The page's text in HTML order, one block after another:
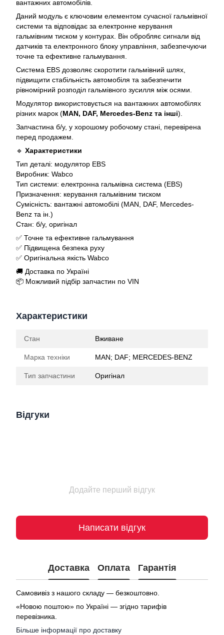
вантажних автомобілів.
Даний модуль є ключовим елементом сучасної гальмівної
системи та відповідає за електронне керування
гальмівним тиском у контурах. Він обробляє сигнали від
датчиків та електронного блоку управління, забезпечуючи
точне та ефективне гальмування.
Система EBS дозволяє скоротити гальмівний шлях,
підвищити стабільність автомобіля та забезпечити
рівномірний розподіл гальмівного зусилля між осями.
Модулятор використовується на вантажних автомобілях
різних марок (MAN, DAF, Mercedes-Benz та інші).
Запчастина б/у, у хорошому робочому стані, перевірена
перед продажем.
🔹 Характеристики
Тип деталі: модулятор EBS
Виробник: Wabco
Тип системи: електронна гальмівна система (EBS)
Призначення: керування гальмівним тиском
Сумісність: вантажні автомобілі (MAN, DAF, Mercedes-
Benz та ін.)
Стан: б/у, оригінал
✅ Точне та ефективне гальмування
✅ Підвищена безпека руху
✅ Оригінальна якість Wabco
🚚 Доставка по Україні
📦 Можливий підбір запчастин по VIN
Характеристики
Стан Вживане
Марка техніки MAN; DAF; MERCEDES-BENZ
Тип запчастини Оригінал
Відгуки
Додайте перший відгук
Написати відгук
Доставка Оплата Гарантія
Самовивіз з нашого складу — безкоштовно.
«Новою поштою» по Україні — згідно тарифів
перевізника.
Більше інформації про доставку